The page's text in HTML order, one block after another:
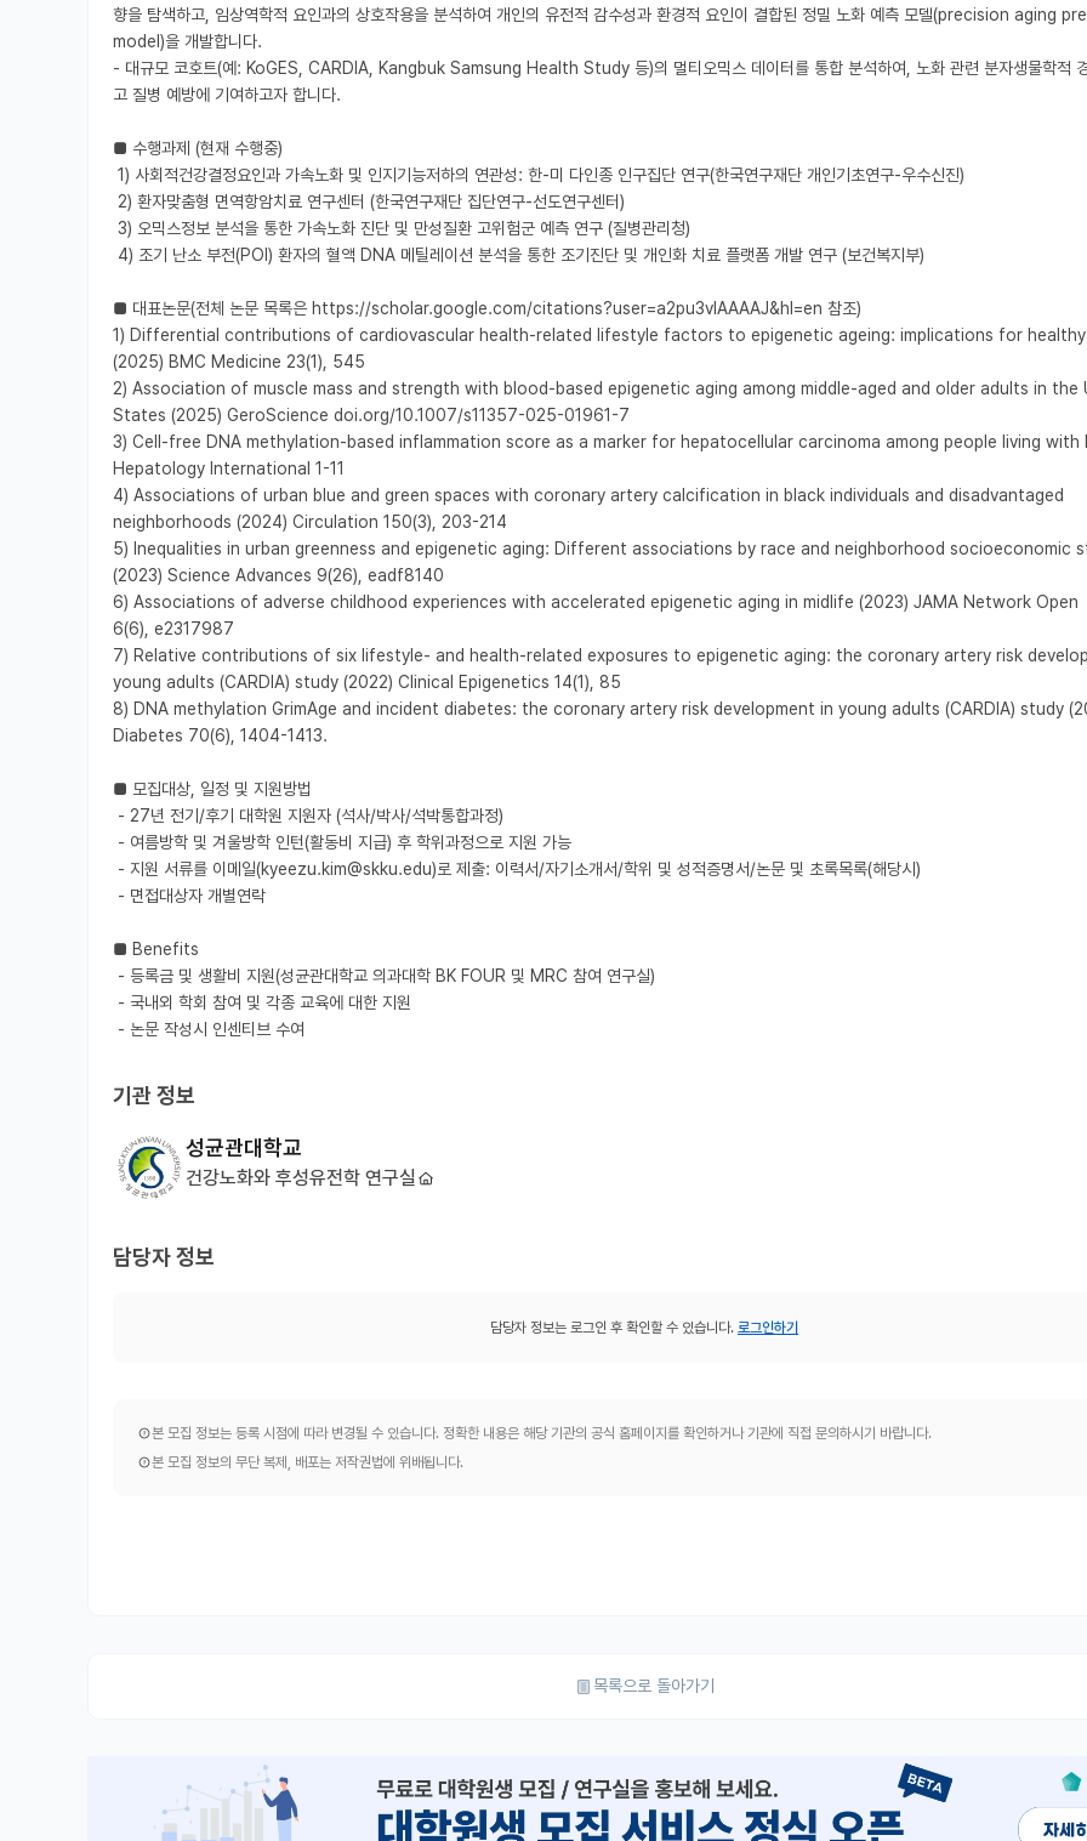
향을 탐색하고, 임상역학적 요인과의 상호작용을 분석하여 개인의 유전적 감수성과 환경적 요인이 결합된 정밀 노화 예측 모델(precision aging
model)을 개발합니다.
- 대규모 코호트(예: KoGES, CARDIA, Kangbuk Samsung Health Study 등)의 멀티오믹스 데이터를 통합 분석하여, 노화 관련 분자생물학적
고 질병 예방에 기여하고자 합니다.
■ 수행과제 (현재 수행중)
■ 대표논문(전체 논문 목록은 https://scholar.google.com/citations?user=a2pu3vIAAAAJ&hl=en 참조)
1) Differential contributions of cardiovascular health-related lifestyle factors to epigenetic ageing: implications for
(2025) BMC Medicine 23(1), 545
2) Association of muscle mass and strength with blood-based epigenetic aging among middle-aged and older adults in the
States (2025) GeroScience doi.org/10.1007/s11357-025-01961-7
3) Cell-free DNA methylation-based inflammation score as a marker for hepatocellular carcinoma among people living with
Hepatology International 1-11
4) Associations of urban blue and green spaces with coronary artery calcification in black individuals and disadvantaged
neighborhoods (2024) Circulation 150(3), 203-214
5) Inequalities in urban greenness and epigenetic aging: Different associations by race and neighborhood socioeconomic
(2023) Science Advances 9(26), eadf8140
6) Associations of adverse childhood experiences with accelerated epigenetic aging in midlife (2023) JAMA Network Open
6(6), e2317987
7) Relative contributions of six lifestyle- and health-related exposures to epigenetic aging: the coronary artery risk
young adults (CARDIA) study (2022) Clinical Epigenetics 14(1), 85
8) DNA methylation GrimAge and incident diabetes: the coronary artery risk development in young adults (CARDIA) study
Diabetes 70(6), 1404-1413.
■ 모집대상, 일정 및 지원방법
■ Benefits
- 논문 작성시 인센티브 수여
기관 정보
성균관대학교
건강노화와 후성유전학 연구실
담당자 정보
담당자 정보는 로그인 후 확인할 수 있습니다. 로그인하기
본 모집 정보는 등록 시점에 따라 변경될 수 있습니다. 정확한 내용은 해당 기관의 공식 홈페이지를 확인하거나 기관에 직접 문의하시기 바랍니다.
본 모집 정보의 무단 복제, 배포는 저작권법에 위배됩니다.
목록으로 돌아가기